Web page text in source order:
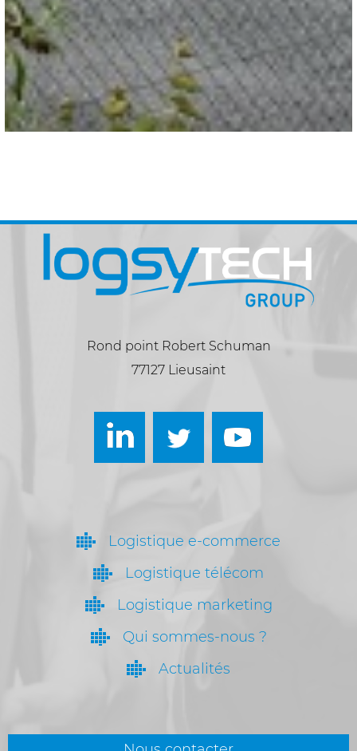
Rond point Robert Schuman
77127 Lieusaint
Logistique e-commerce
Logistique télécom
Logistique marketing
Qui sommes-nous ?
Actualités